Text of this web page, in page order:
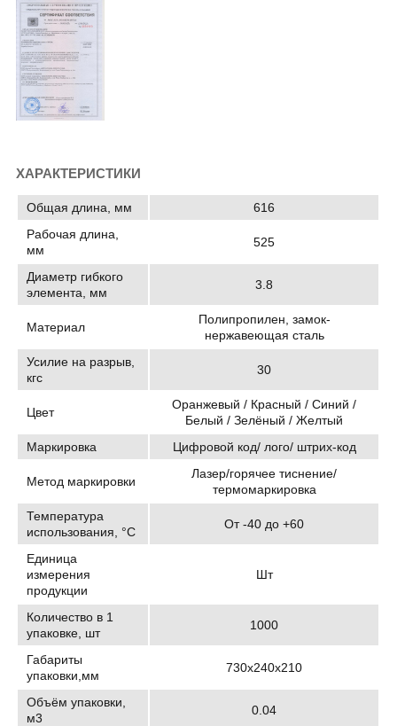
ХАРАКТЕРИСТИКИ
Общая длина, мм
616
Рабочая длина,
мм
525
Диаметр гибкого
элемента, мм
3.8
Материал
Полипропилен, замок-
нержавеющая сталь
Усилие на разрыв,
кгс
30
Цвет
Оранжевый / Красный / Синий /
Белый / Зелёный / Желтый
Маркировка
Цифровой код/ лого/ штрих-код
Метод маркировки
Лазер/горячее тиснение/
термомаркировка
Температура
использования, °C
От -40 до +60
Единица
измерения
продукции
Шт
Количество в 1
упаковке, шт
1000
Габариты
упаковки,мм
730х240х210
Объём упаковки,
м3
0.04